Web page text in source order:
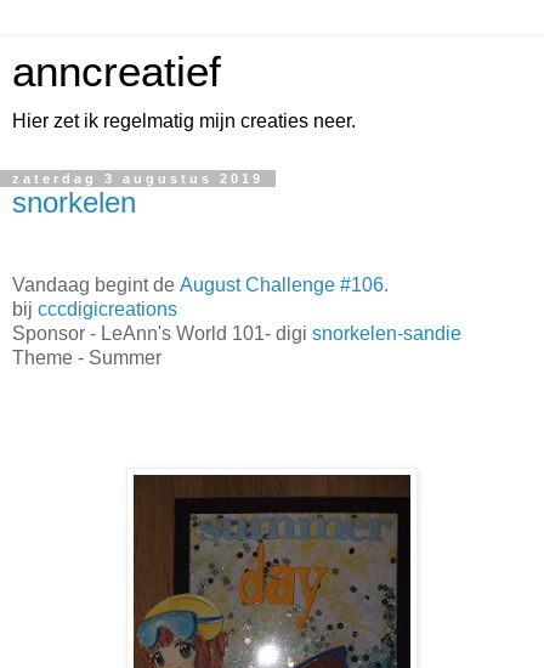
anncreatief
Hier zet ik regelmatig mijn creaties neer.
zaterdag 3 augustus 2019
snorkelen
Vandaag begint de August Challenge #106.
bij cccdigicreations
Sponsor - LeAnn's World 101- digi snorkelen-sandie
Theme - Summer